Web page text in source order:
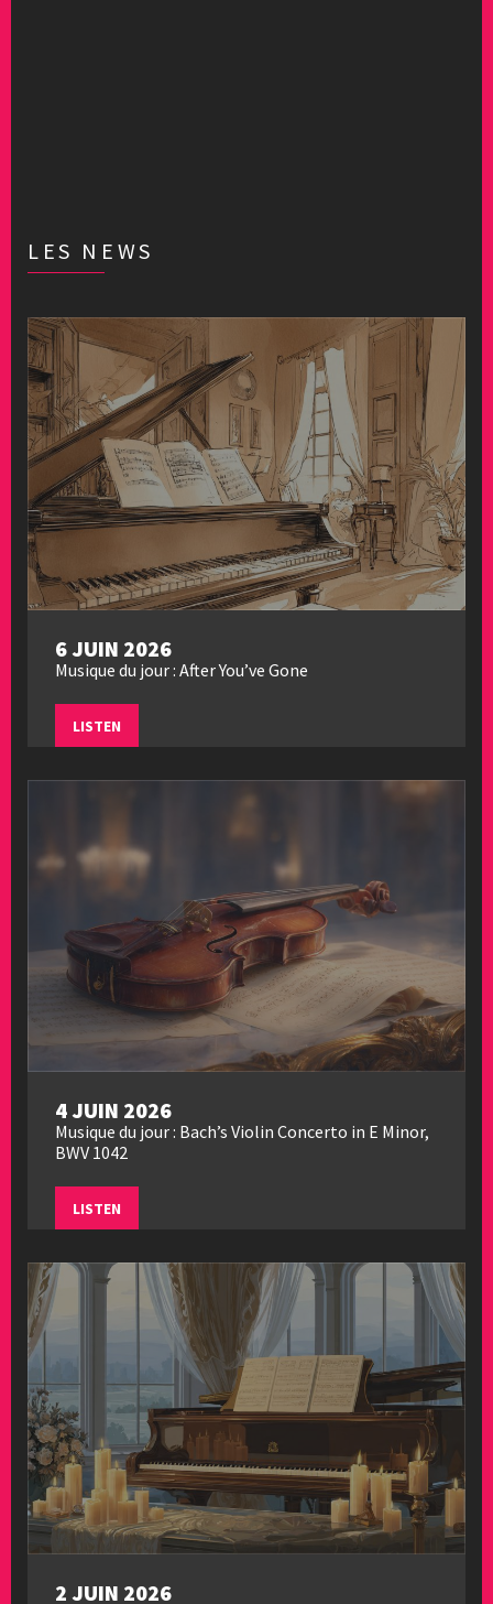
LES NEWS
6 JUIN 2026
Musique du jour : After You’ve Gone
LISTEN
4 JUIN 2026
Musique du jour : Bach’s Violin Concerto in E Minor,
BWV 1042
LISTEN
2 JUIN 2026